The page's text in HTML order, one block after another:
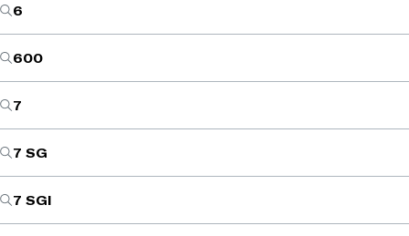
6
600
7
7 SG
7 SGI